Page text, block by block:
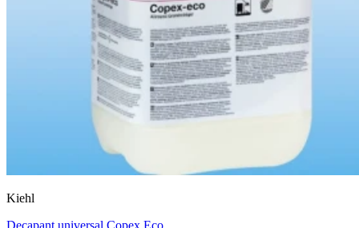
Kiehl
Decapant universal Copex Eco